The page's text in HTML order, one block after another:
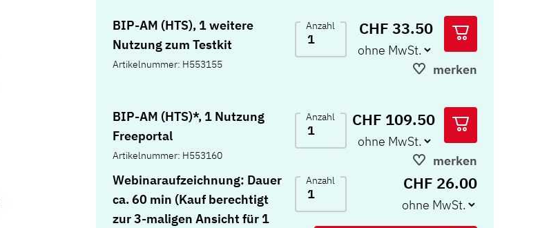
BIP-AM (HTS), 1 weitere
Nutzung zum Testkit
Artikelnummer: H553155
Anzahl CHF 33.50
merken
BIP-AM (HTS)*, 1 Nutzung
Freeportal
Artikelnummer: H553160
Anzahl CHF 109.50
merken
Webinaraufzeichnung: Dauer
ca. 60 min (Kauf berechtigt
zur 3-maligen Ansicht für 1
Anzahl CHF 26.00